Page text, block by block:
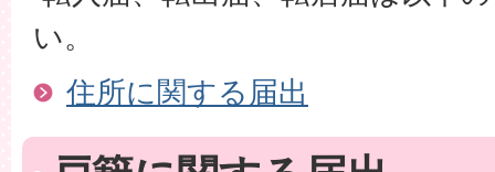
い。
住所に関する届出